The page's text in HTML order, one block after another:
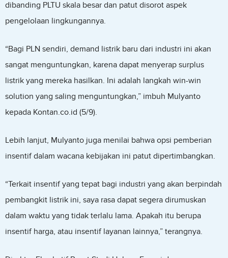
dibanding PLTU skala besar dan patut disorot aspek
pengelolaan lingkungannya.
“Bagi PLN sendiri, demand listrik baru dari industri ini akan
sangat menguntungkan, karena dapat menyerap surplus
listrik yang mereka hasilkan. Ini adalah langkah win-win
solution yang saling menguntungkan,” imbuh Mulyanto
kepada Kontan.co.id (5/9).
Lebih lanjut, Mulyanto juga menilai bahwa opsi pemberian
insentif dalam wacana kebijakan ini patut dipertimbangkan.
“Terkait insentif yang tepat bagi industri yang akan berpindah
pembangkit listrik ini, saya rasa dapat segera dirumuskan
dalam waktu yang tidak terlalu lama. Apakah itu berupa
insentif harga, atau insentif layanan lainnya,” terangnya.